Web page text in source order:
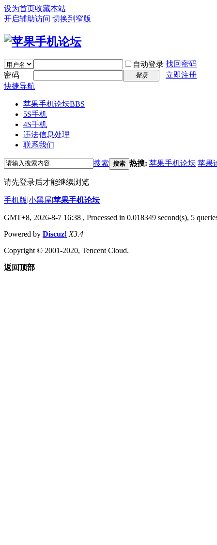
设为首页收藏本站
开启辅助访问 切换到窄版
自动登录 找回密码
密码
登录
立即注册
快捷导航
苹果手机论坛BBS
5S手机
4S手机
违法信息处理
联系我们
搜索 搜索 热搜: 苹果手机论坛 苹果
请先登录后才能继续浏览
手机版|小黑屋|苹果手机论坛
GMT+8, 2026-8-7 16:38 , Processed in 0.018349 second(s), 5
Powered by Discuz! X3.4
Copyright © 2001-2020, Tencent Cloud.
返回顶部